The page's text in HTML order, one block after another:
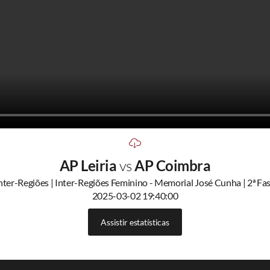
AP LeiriavsAP Coimbra
Regiões | Inter-Regiões Feminino - Memorial José Cunha | 2ª
2025-03-02 19:40:00
Assistir estatísticas